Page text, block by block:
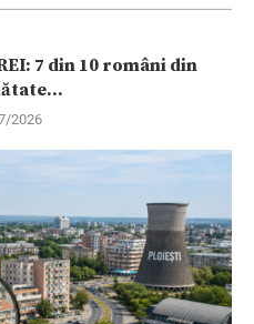
7 din 10 români din
2026